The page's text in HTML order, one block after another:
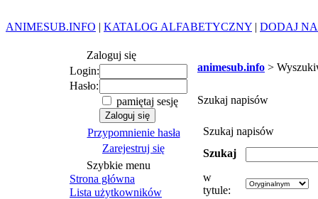
ANIMESUB.INFO | KATALOG ALFABETYCZNY | DODAJ
Zaloguj się
Login:
Hasło:
pamiętaj sesję
Przypomnienie hasła
Zarejestruj się
Szybkie menu
Strona główna
Lista użytkowników
animesub.info >
Szukaj napisów
Szukaj napisów
Szukaj
w
tytule: